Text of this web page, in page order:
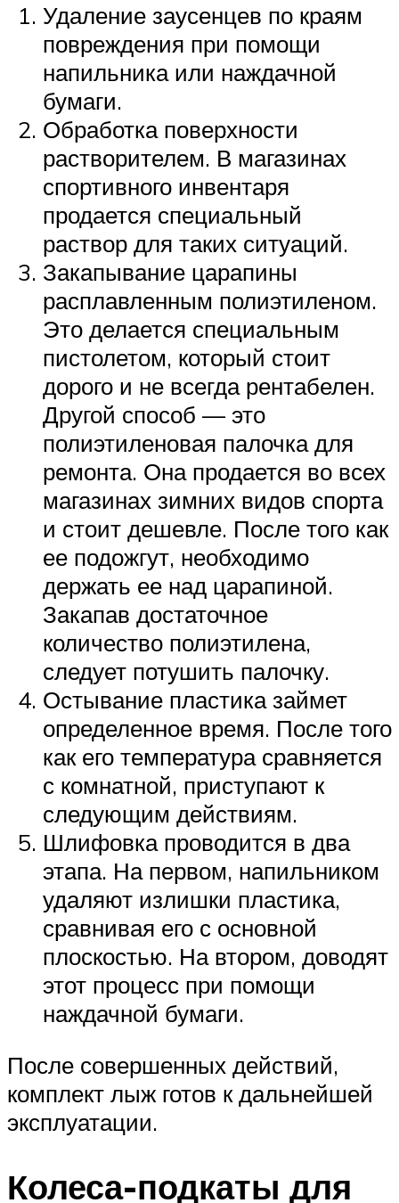
Удаление заусенцев по краям
повреждения при помощи
напильника или наждачной
бумаги.
Обработка поверхности
растворителем. В магазинах
спортивного инвентаря
продается специальный
раствор для таких ситуаций.
Закапывание царапины
расплавленным полиэтиленом.
Это делается специальным
пистолетом, который стоит
дорого и не всегда рентабелен.
Другой способ — это
полиэтиленовая палочка для
ремонта. Она продается во всех
магазинах зимних видов спорта
и стоит дешевле. После того как
ее подожгут, необходимо
держать ее над царапиной.
Закапав достаточное
количество полиэтилена,
следует потушить палочку.
Остывание пластика займет
определенное время. После того
как его температура сравняется
с комнатной, приступают к
следующим действиям.
Шлифовка проводится в два
этапа. На первом, напильником
удаляют излишки пластика,
сравнивая его с основной
плоскостью. На втором, доводят
этот процесс при помощи
наждачной бумаги.
После совершенных действий,
комплект лыж готов к дальнейшей
эксплуатации.
Колеса-подкаты для